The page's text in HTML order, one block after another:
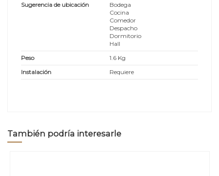
Sugerencia de ubicación
Bodega
Cocina
Comedor
Despacho
Dormitorio
Hall
Peso
1.6 Kg
Instalación
Requiere
También podría interesarle